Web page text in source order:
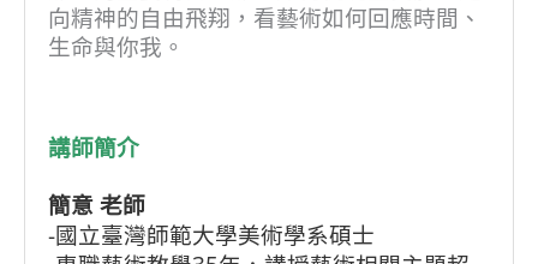
向精神的自由飛翔，看藝術如何回應時間、
生命與你我。
講師簡介
簡意 老師
-國立臺灣師範大學美術學系碩士